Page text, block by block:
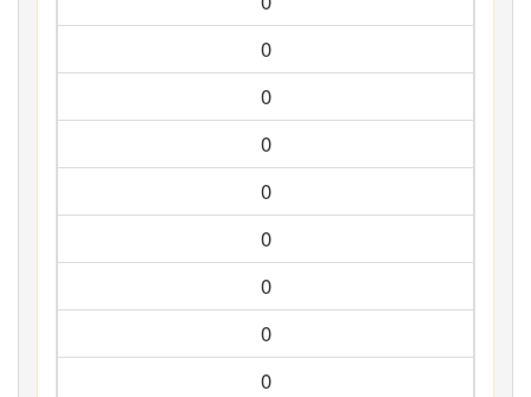
0
0
0
0
0
0
0
0